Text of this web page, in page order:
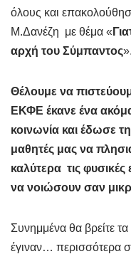
όλους και
Μ.Δανέζη με θέμα «
αρχή του Σύμπαντος».
Θέλουμε να
ΕΚΦΕ έκανε ένα
κοινωνία και έδωσε
μαθητές μας να
καλύτερα τις
να νοιώσουν σαν
Συνημμένα θα βρείτε
έγιναν… περισσότερα